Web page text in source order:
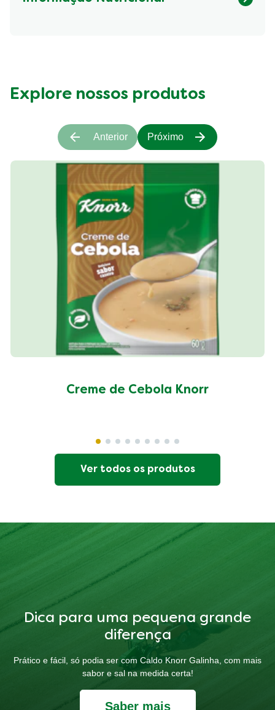
Explore nossos produtos
Creme de Cebola Knorr
Anterior Próximo
Ver todos os produtos
Dica para uma pequena grande
diferença
Prático e fácil, só podia ser com Caldo Knorr Galinha, com mais
sabor e sal na medida certa!
Saber mais